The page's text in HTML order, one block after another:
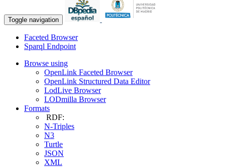
Toggle navigation
Faceted Browser
Sparql Endpoint
Browse using
OpenLink Faceted Browser
OpenLink Structured Data Editor
LodLive Browser
LODmilla Browser
Formats
RDF:
N-Triples
N3
Turtle
JSON
XML